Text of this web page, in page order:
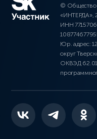
© Общество
«ИНТЕРДА»,
ИНН
Юр. адрес:
округ
ОКВЭД 62.01